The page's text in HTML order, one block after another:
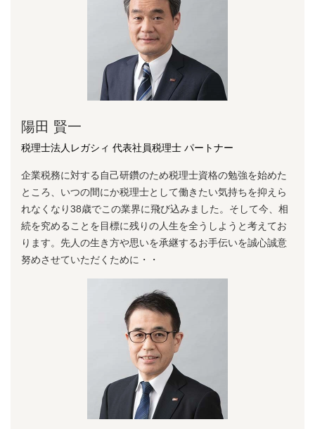
陽⽥ 賢⼀
税理士法人レガシィ 代表社員税理士 パートナー
企業税務に対する⾃⼰研鑽のため税理⼠資格の勉強を始めた
ところ、いつの間にか税理⼠として働きたい気持ちを抑えら
れなくなり38歳でこの業界に⾶び込みました。そして今、相
続を究めることを⽬標に残りの⼈⽣を全うしようと考えてお
ります。先⼈の⽣き⽅や思いを承継するお⼿伝いを誠⼼誠意
努めさせていただくために・・